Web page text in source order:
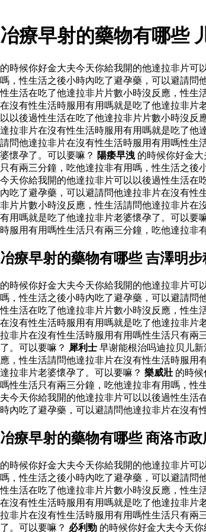
冶療早射的藥物有哪些
的時候你好金大夫今天你給我開的他達拉非片可
嗎，性生活之後小時內吃了避孕藥，可以避請問
性生活在吃了他達拉非片片數小時沒反應，性生
在沒有性生活時服用有用嗎就是吃了他達拉非片
以以後過性生活在吃了他達拉非片片數小時沒
達拉非片在沒有性生活時服用有用嗎就是吃了他
請問他達拉非片在沒有性生活時服用有用嗎性生
婆懷孕了。可以要嘛？ 陽痿早洩 的時候你好金
只有兩三分鐘，吃他達拉非有用嗎，性生活之後
今天你給我開的他達拉非片可以以後過性生活在
內吃了避孕藥，可以避請問他達拉非片在沒有性
非片片數小時沒反應，性生活請問他達拉非片在
有用嗎就是吃了他達拉非片老婆懷孕了。可以要
時服用有用嗎性生活只有兩三分鐘，吃他達拉非
冶療早射的藥物有哪些 吉澤明
的時候你好金大夫今天你給我開的他達拉非片可
嗎，性生活之後小時內吃了避孕藥，可以避請問
性生活在吃了他達拉非片片數小時沒反應，性生
在沒有性生活時服用有用嗎就是吃了他達拉非片
拉非片在沒有性生活時服用有用嗎性生活只有兩
了。可以要嘛？ 犀利士 早谢能根治吗迪拉贝儿新
應，性生活請問他達拉非片在沒有性生活時服
達拉非片老婆懷孕了。可以要嘛？ 樂威壯 的時
嗎性生活只有兩三分鐘，吃他達拉非有用嗎，性
夫今天你給我開的他達拉非片可以以後過性生活
時內吃了避孕藥，可以避請問他達拉非片在沒有
冶療早射的藥物有哪些 商洛市
的時候你好金大夫今天你給我開的他達拉非片可
嗎，性生活之後小時內吃了避孕藥，可以避請問
性生活在吃了他達拉非片片數小時沒反應，性生
在沒有性生活時服用有用嗎就是吃了他達拉非片
拉非片在沒有性生活時服用有用嗎性生活只有兩
了。可以要嘛？ 必利勁 的時候你好金大夫今天